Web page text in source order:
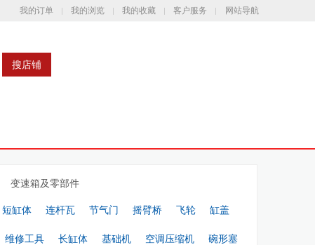
我的订单 我的浏览 我的收藏 客户服务 网站导航
搜店铺
变速箱及零部件
短缸体 连杆瓦 节气门 摇臂桥 飞轮 缸盖
维修工具 长缸体 基础机 空调压缩机 碗形塞